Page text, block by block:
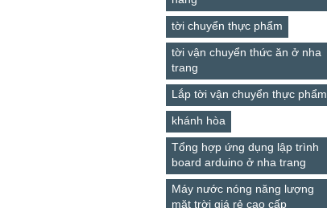
tời chuyển thực phẩm
tời vận chuyển thức ăn ở nha
trang
Lắp tời vận chuyển thực phẩm
khánh hòa
Tổng hợp ứng dụng lập trình
board arduino ở nha trang
Máy nước nóng năng lượng
mặt trời giá rẻ cao cấp